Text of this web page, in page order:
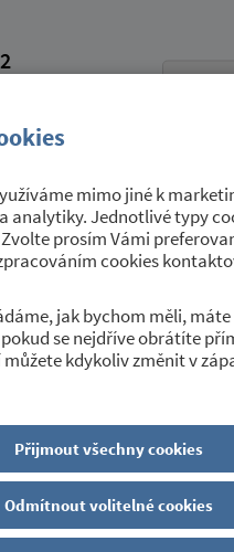
mimo jiné k
Jednotlivé typy
prosím Vámi
cookies
jak bychom měli,
se nejdříve obrátíte
kdykoliv změnit v
Přijmout všechny cookies
Odmítnout volitelné cookies
Sport a kultura
MUDR. DAGMAR